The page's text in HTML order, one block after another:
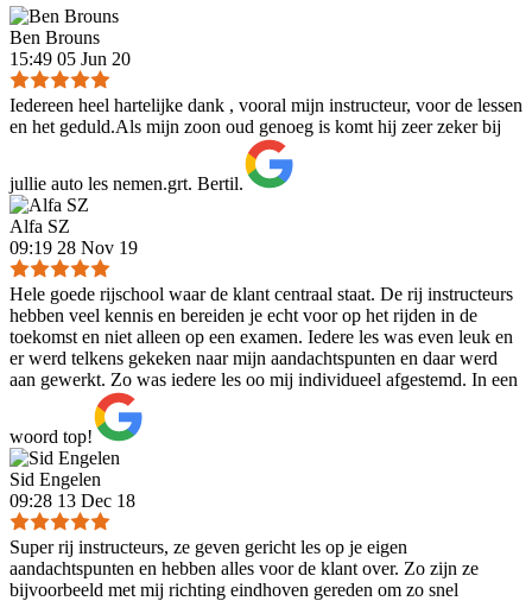
Ben Brouns
15:49 05 Jun 20
Iedereen heel hartelijke dank , vooral mijn instructeur, voor de lessen
en het geduld.Als mijn zoon oud genoeg is komt hij zeer zeker bij
jullie auto les nemen.grt. Bertil.
Alfa SZ
09:19 28 Nov 19
Hele goede rijschool waar de klant centraal staat. De rij instructeurs
hebben veel kennis en bereiden je echt voor op het rijden in de
toekomst en niet alleen op een examen. Iedere les was even leuk en
er werd telkens gekeken naar mijn aandachtspunten en daar werd
aan gewerkt. Zo was iedere les oo mij individueel afgestemd. In een
woord top!
Sid Engelen
09:28 13 Dec 18
Super rij instructeurs, ze geven gericht les op je eigen
aandachtspunten en hebben alles voor de klant over. Zo zijn ze
bijvoorbeeld met mij richting eindhoven gereden om zo snel